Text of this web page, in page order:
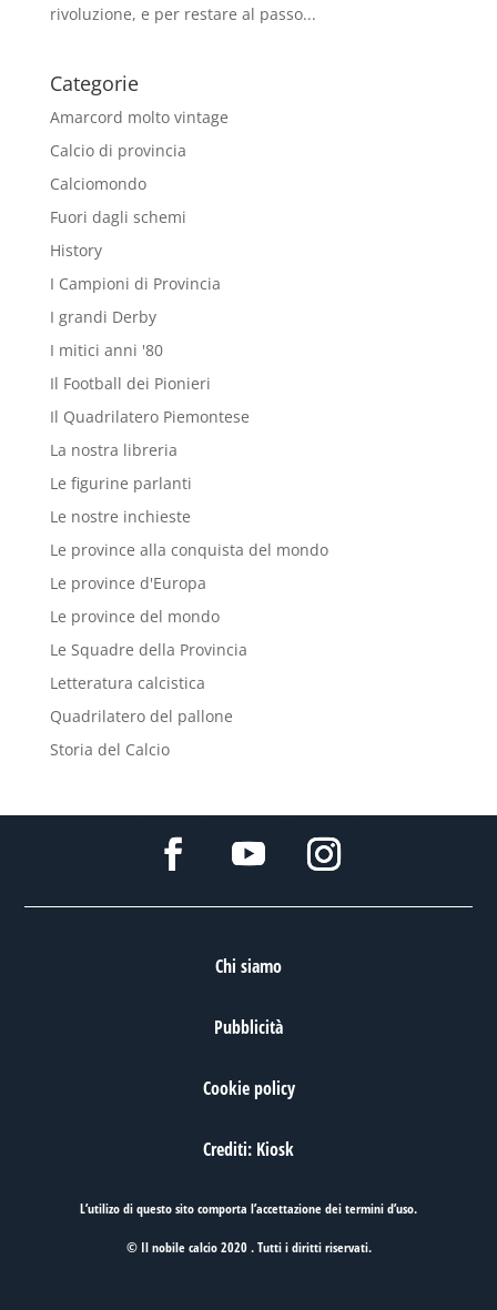
rivoluzione, e per restare al passo...
Categorie
Amarcord molto vintage
Calcio di provincia
Calciomondo
Fuori dagli schemi
History
I Campioni di Provincia
I grandi Derby
I mitici anni '80
Il Football dei Pionieri
Il Quadrilatero Piemontese
La nostra libreria
Le figurine parlanti
Le nostre inchieste
Le province alla conquista del mondo
Le province d'Europa
Le province del mondo
Le Squadre della Provincia
Letteratura calcistica
Quadrilatero del pallone
Storia del Calcio
Chi siamo
Pubblicità
Cookie policy
Crediti: Kiosk
L’utilizo di questo sito comporta l’accettazione deitermini d’uso.
© Il nobile calcio 2020 . Tutti i diritti riservati.